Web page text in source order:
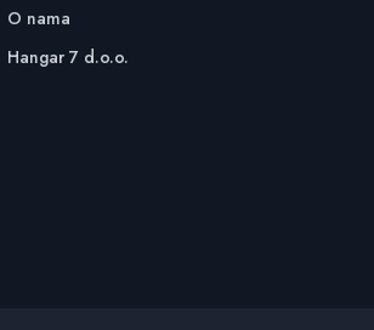
O nama
Hangar 7 d.o.o.